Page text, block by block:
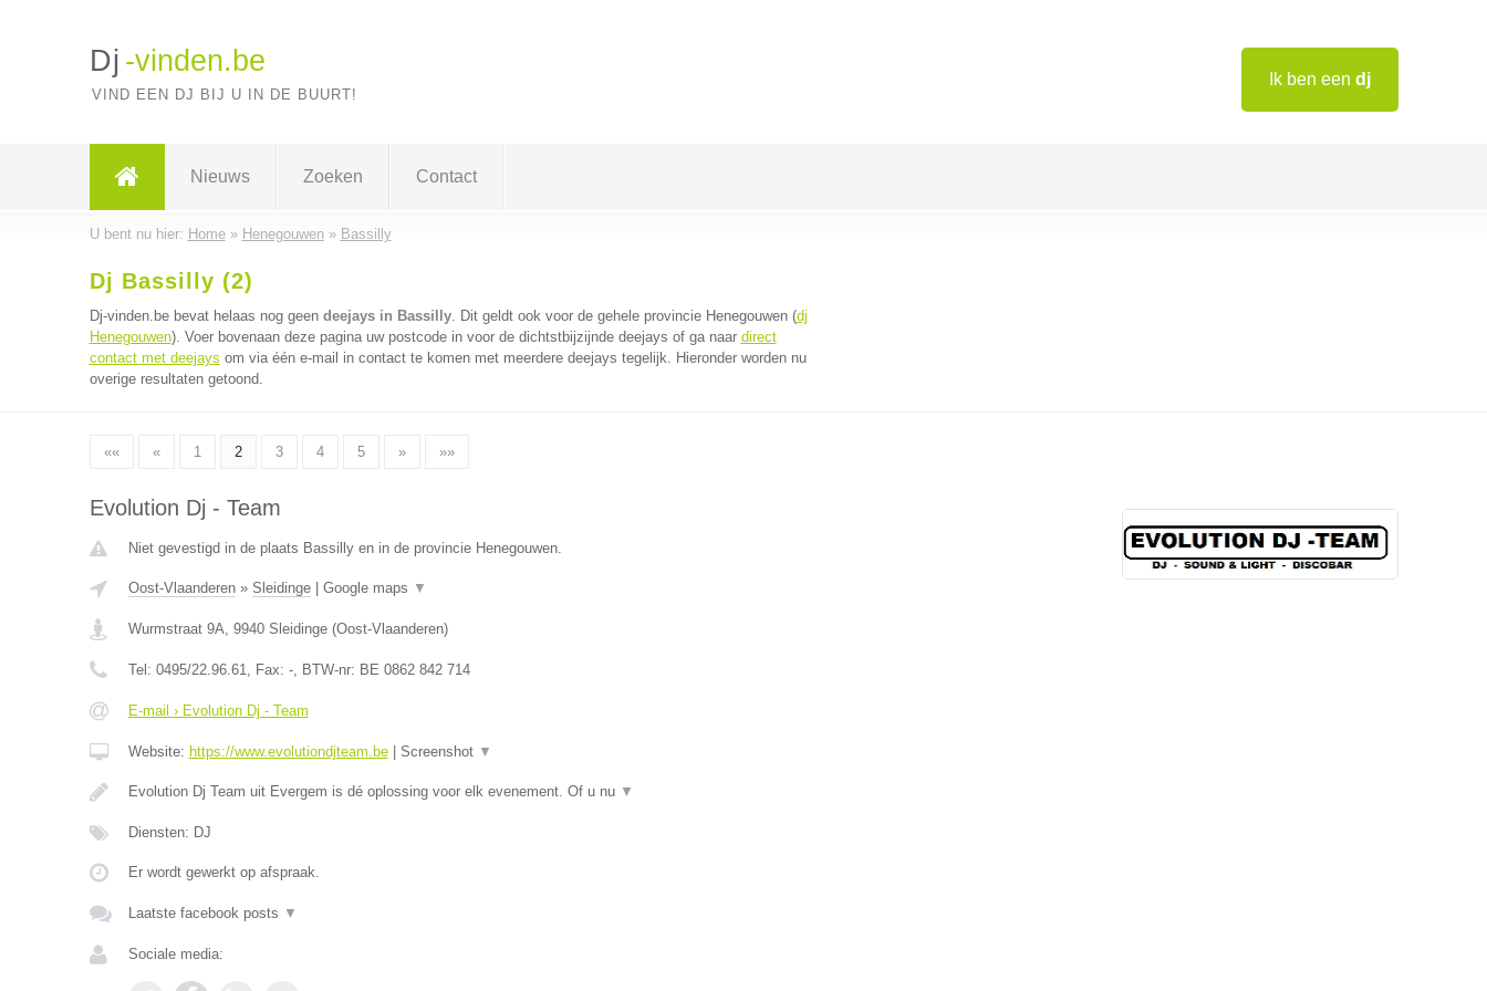
Ik ben een dj
Dj -vinden.be
VIND EEN DJ BIJ U IN DE BUURT!
Nieuws Zoeken Contact
U bent nu hier: Home» Henegouwen» Bassilly
Dj Bassilly (2)
Dj-vinden.be bevat helaas nog geen deejays in Bassilly. Dit geldt ook voor de gehele provincie Henegouwen (dj
Henegouwen). Voer bovenaan deze pagina uw postcode in voor de dichtstbijzijnde deejays of ga naar direct
contact met deejays om via één e-mail in contact te komen met meerdere deejays tegelijk. Hieronder worden nu
overige resultaten getoond.
«« « 1 2 3 4 5 » »»
Evolution Dj - Team
Niet gevestigd in de plaats Bassilly en in de provincie Henegouwen.
Oost-Vlaanderen» Sleidinge| Google maps ▼
Wurmstraat 9A, 9940 Sleidinge(Oost-Vlaanderen)
Tel: 0495/22.96.61, Fax: -, BTW-nr: BE 0862 842 714
E-mail › Evolution Dj - Team
Website: https://www.evolutiondjteam.be| Screenshot ▼
Evolution Dj Team uit Evergem is dé oplossing voor elk evenement. Of u nu ▼
Diensten: DJ
Er wordt gewerkt op afspraak.
Laatste facebook posts ▼
Sociale media: